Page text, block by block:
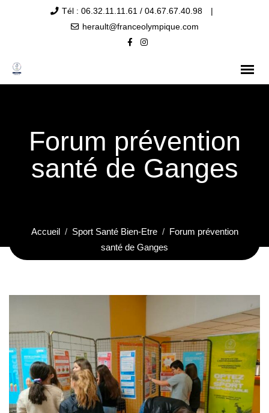
Tél : 06.32.11.11.61 / 04.67.67.40.98
herault@franceolympique.com
Forum prévention
santé de Ganges
Accueil Sport Santé Bien-Etre
Forum prévention
santé de Ganges